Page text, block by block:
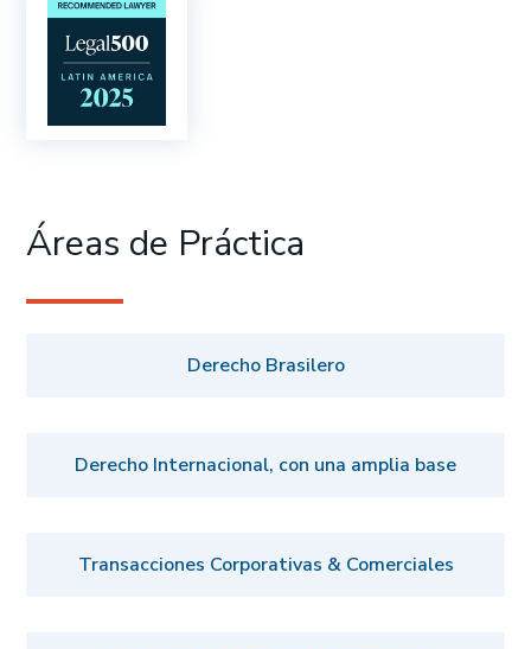
Áreas de Práctica
Derecho Brasilero
Derecho Internacional, con una amplia base
Transacciones Corporativas & Comerciales